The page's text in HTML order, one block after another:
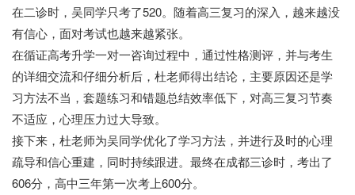
在二诊时，吴同学只考了520。随着高三复习的深入，越来越没
有信心，面对考试也越来越紧张。
在循证高考升学一对一咨询过程中，通过性格测评，并与考生
的详细交流和仔细分析后，杜老师得出结论，主要原因还是学
习方法不当，套题练习和错题总结效率低下，对高三复习节奏
不适应，心理压力过大导致。
接下来，杜老师为吴同学优化了学习方法，并进行及时的心理
疏导和信心重建，同时持续跟进。最终在成都三诊时，考出了
606分，高中三年第一次考上600分。